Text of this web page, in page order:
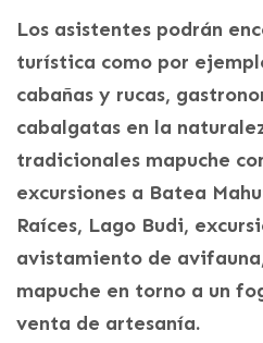
Los asistentes podrán
turística como por
cabañas y rucas,
cabalgatas en la
tradicionales mapuche
excursiones a Batea
Raíces, Lago Budi,
avistamiento de
mapuche en torno a un
venta de artesanía.